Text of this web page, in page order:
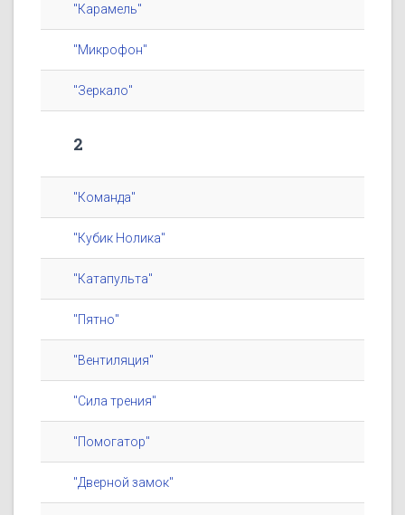
"Карамель"
"Микрофон"
"Зеркало"
2
"Команда"
"Кубик Нолика"
"Катапульта"
"Пятно"
"Вентиляция"
"Сила трения"
"Помогатор"
"Дверной замок"